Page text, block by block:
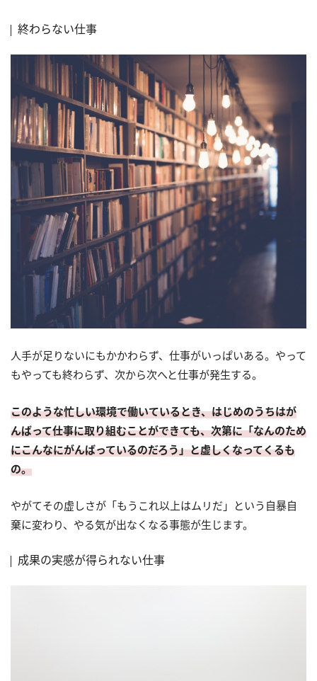
終わらない仕事
人手が足りないにもかかわらず、仕事がいっぱいある。やって
もやっても終わらず、次から次へと仕事が発生する。
このような忙しい環境で働いているとき、はじめのうちはが
んばって仕事に取り組むことができても、次第に「なんのため
にこんなにがんばっているのだろう」と虚しくなってくるも
の。
やがてその虚しさが「もうこれ以上はムリだ」という自暴自
棄に変わり、やる気が出なくなる事態が生じます。
成果の実感が得られない仕事